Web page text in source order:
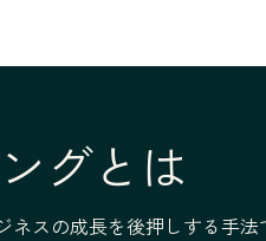
グとは
スの成長を後押しする手